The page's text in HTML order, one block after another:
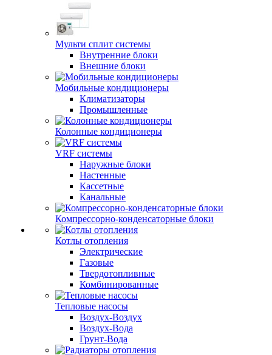
Мульти сплит системы
Внутренние блоки
Внешние блоки
Мобильные кондиционеры
Климатизаторы
Промышленные
Колонные кондиционеры
VRF системы
Наружные блоки
Настенные
Кассетные
Канальные
Компрессорно-конденсаторные блоки
Котлы отопления
Электрические
Газовые
Твердотопливные
Комбинированные
Тепловые насосы
Воздух-Воздух
Воздух-Вода
Грунт-Вода